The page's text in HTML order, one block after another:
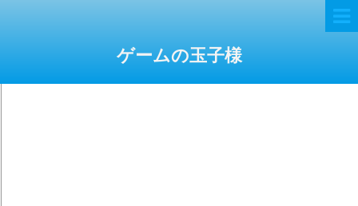
ゲームの玉子様